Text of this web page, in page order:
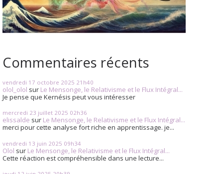
Commentaires récents
vendredi 17 octobre 2025 21h40
olol_olol sur Le Mensonge, le Relativisme et le Flux Intégral...
Je pense que Kernésis peut vous intéresser
mercredi 23 juillet 2025 02h36
elissalde sur Le Mensonge, le Relativisme et le Flux Intégral...
merci pour cette analyse fort riche en apprentissage. je...
vendredi 13 juin 2025 09h34
Olol sur Le Mensonge, le Relativisme et le Flux Intégral...
Cette réaction est compréhensible dans une lecture...